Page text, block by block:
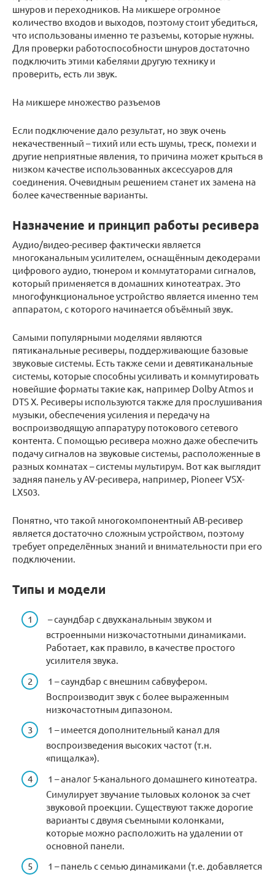
шнуров и переходников. На микшере огромное
количество входов и выходов, поэтому стоит убедиться,
что использованы именно те разъемы, которые нужны.
Для проверки работоспособности шнуров достаточно
подключить этими кабелями другую технику и
проверить, есть ли звук.
На микшере множество разъемов
Если подключение дало результат, но звук очень
некачественный – тихий или есть шумы, треск, помехи и
другие неприятные явления, то причина может крыться в
низком качестве использованных аксессуаров для
соединения. Очевидным решением станет их замена на
более качественные варианты.
Назначение и принцип работы ресивера
Аудио/видео-ресивер фактически является
многоканальным усилителем, оснащённым декодерами
цифрового аудио, тюнером и коммутаторами сигналов,
который применяется в домашних кинотеатрах. Это
многофункциональное устройство является именно тем
аппаратом, с которого начинается объёмный звук.
Самыми популярными моделями являются
пятиканальные ресиверы, поддерживающие базовые
звуковые системы. Есть также семи и девятиканальные
системы, которые способны усиливать и коммутировать
новейшие форматы такие как, например Dolby Atmos и
DTS X. Ресиверы используются также для прослушивания
музыки, обеспечения усиления и передачу на
воспроизводящую аппаратуру потокового сетевого
контента. С помощью ресивера можно даже обеспечить
подачу сигналов на звуковые системы, расположенные в
разных комнатах – системы мультирум. Вот как выглядит
задняя панель у AV-ресивера, например, Pioneer VSX-
LX503.
Понятно, что такой многокомпонентный АВ-ресивер
является достаточно сложным устройством, поэтому
требует определённых знаний и внимательности при его
подключении.
Типы и модели
– саундбар с двухканальным звуком и
встроенными низкочастотными динамиками.
Работает, как правило, в качестве простого
усилителя звука.
1 – саундбар с внешним сабвуфером.
Воспроизводит звук с более выраженным
низкочастотным дипазоном.
1 – имеется дополнительный канал для
воспроизведения высоких частот (т.н.
«пищалка»).
1 – аналог 5-канального домашнего кинотеатра.
Симулирует звучание тыловых колонок за счет
звуковой проекции. Существуют также дорогие
варианты с двумя съемными колонками,
которые можно расположить на удалении от
основной панели.
1 – панель с семью динамиками (т.е. добавляется